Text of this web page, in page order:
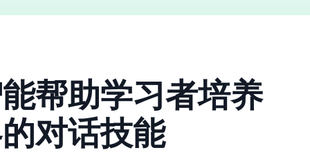
帮助学习者培养
对话技能